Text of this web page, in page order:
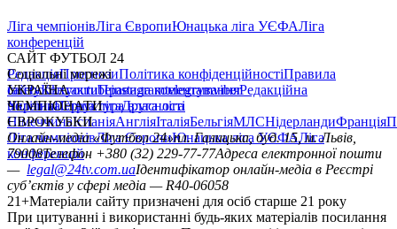
Ліга чемпіонівЛіга ЄвропиЮнацька ліга УЄФАЛіга
конференцій
САЙТ ФУТБОЛ 24
РедакціяПрогнозиПолітика конфіденційностіПравила
сайтуКонтактиПравила коментуванняРедакційна
політикаСтруктура власності
Соціальні мережі
facebookxyoutubeinstagramtelegramviber
УКРАЇНА
УкраїнаПерша лігаДруга ліга
ЧЕМПІОНАТИ
НімеччинаІспаніяАнгліяІталіяБельгіяМЛСНідерландиФранція
ЄВРОКУБКИ
Ліга чемпіонівЛіга ЄвропиЮнацька ліга УЄФАЛіга
конференцій
Онлайн-медіа «Футбол 24»пл. Галицька, буд. 15, м. Львів,
79008Телефон +380 (32) 229-77-77Адреса електронної пошти
— legal@24tv.com.uaІдентифікатор онлайн-медіа в Реєстрі
суб’єктів у сфері медіа — R40-06058
21+Матеріали сайту призначені для осіб старше 21 року
При цитуванні і використанні будь-яких матеріалів посилання